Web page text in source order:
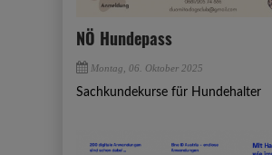
NÖ Hundepass
Montag, 06. Oktober 2025
Sachkundekurse für Hundehalter